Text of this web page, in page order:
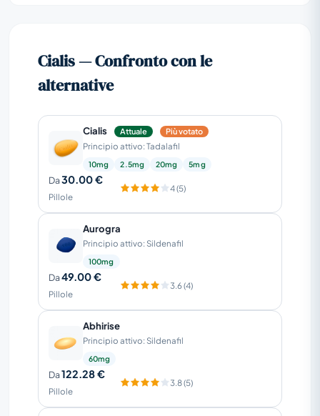
Cialis — Confronto con le
alternative
Cialis Attuale Più votato
Principio attivo: Tadalafil
10mg 2.5mg 20mg 5mg
Da30.00 €
Pillole
4 (5)
Aurogra
Principio attivo: Sildenafil
100mg
Da49.00 €
Pillole
3.6 (4)
Abhirise
Principio attivo: Sildenafil
60mg
Da122.28 €
Pillole
3.8 (5)